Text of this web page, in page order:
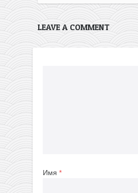
LEAVE A COMMENT
Имя *